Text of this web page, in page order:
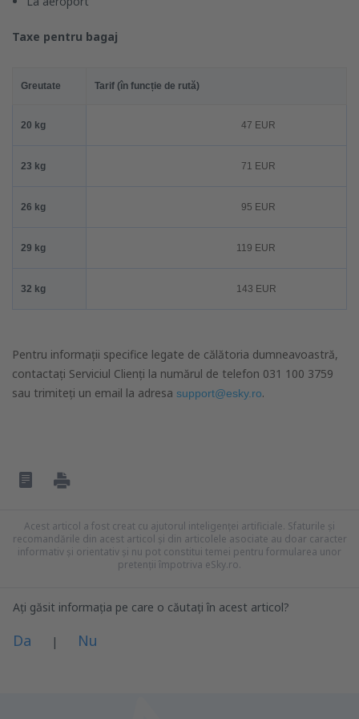
Taxe pentru bagaj
Greutate Tarif (în funcție de rută)
20 kg 47 EUR
23 kg 71 EUR
26 kg 95 EUR
29 kg 119 EUR
32 kg 143 EUR
Pentru informații specifice legate de călătoria dumneavoastră,
contactați Serviciul Clienți la numărul de telefon 031 100 3759
sau trimiteți un email la adresa support@esky.ro.
Acest articol a fost creat cu ajutorul inteligenței artificiale. Sfaturile și
recomandările din acest articol și din articolele asociate au doar caracter
informativ și orientativ și nu pot constitui temei pentru formularea unor
pretenții împotriva eSky.ro.
Ați găsit informația pe care o căutați în acest articol?
Da | Nu